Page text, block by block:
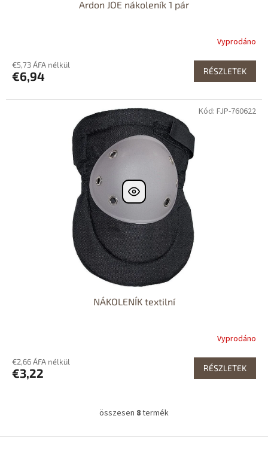
Ardon JOE nákoleník 1 pár
Vyprodáno
€5,73 ÁFA nélkül
€6,94 RÉSZLETEK
NÁKOLENÍK textilní
Vyprodáno
€2,66 ÁFA nélkül
€3,22 RÉSZLETEK
Kód: FJP-760622
L
s
összesen 8termék